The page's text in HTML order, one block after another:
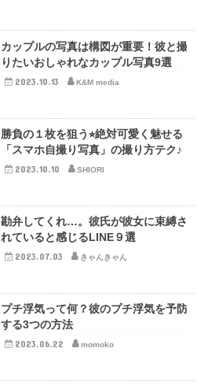
カップルの写真は構図が重要！彼と撮
りたいおしゃれなカップル写真9選
2023.10.13 K&M media
勝負の１枚を狙う⭐︎絶対可愛く魅せる
「スマホ自撮り写真」の撮り方テク♪
2023.10.10 SHIORI
勘弁してくれ…。彼氏が彼女に束縛さ
れていると感じるLINE９選
2023.07.03 きゃんきゃん
プチ浮気って何？彼のプチ浮気を予防
する3つの方法
2023.06.22 momoko